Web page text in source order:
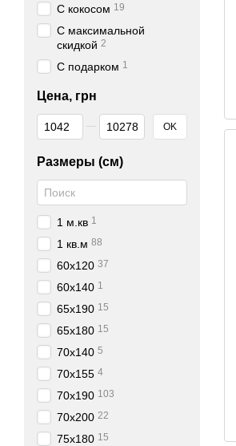
С кокосом 19
С максимальной
скидкой 2
С подарком 1
Цена, грн
От Цена, грн
До Цена, грн OK
Размеры (см)
1 м.кв 1
1 кв.м 88
60х120 37
60х140 1
65х190 15
65х180 15
70х140 5
70х155 4
70х190 103
70х200 22
75х180 15